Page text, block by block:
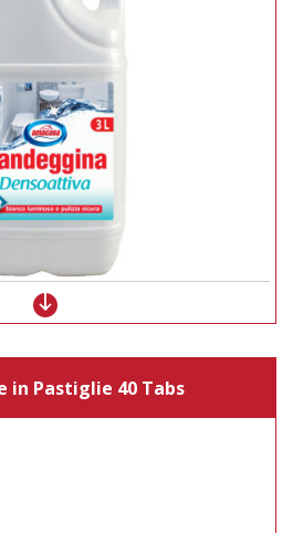
in Pastiglie 40 Tabs